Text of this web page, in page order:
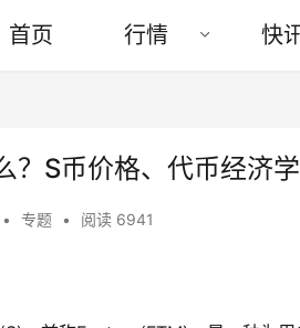
首页 行情 快
？S币价格、代币经济
• 专题 • 阅读 6941